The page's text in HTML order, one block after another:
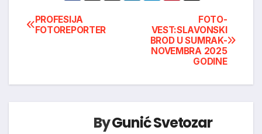
Navigacija
FOTO-
VEST:SLAVONSKI
BROD U SUMRAK-
NOVEMBRA 2025
GODINE
PROFESIJA
FOTOREPORTER
ByGunić Svetozar